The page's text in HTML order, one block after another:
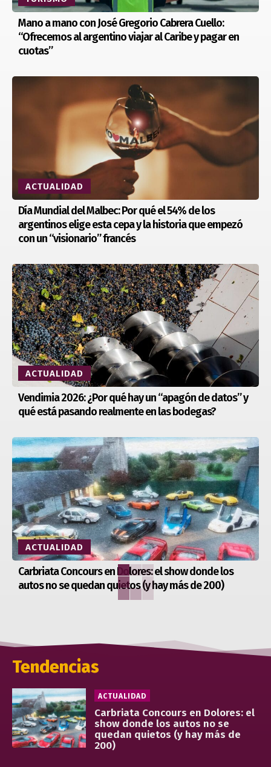
Mano a mano con José Gregorio Cabrera Cuello:
“Ofrecemos al argentino viajar al Caribe y pagar en
cuotas”
ACTUALIDAD
Día Mundial del Malbec: Por qué el 54% de los
argentinos elige esta cepa y la historia que empezó
con un “visionario” francés
ACTUALIDAD
Vendimia 2026: ¿Por qué hay un “apagón de datos” y
qué está pasando realmente en las bodegas?
ACTUALIDAD
Carbriata Concours en Dolores: el show donde los
autos no se quedan quietos (y hay más de 200)
Tendencias
ACTUALIDAD
Carbriata Concours en Dolores: el
show donde los autos no se
quedan quietos (y hay más de
200)